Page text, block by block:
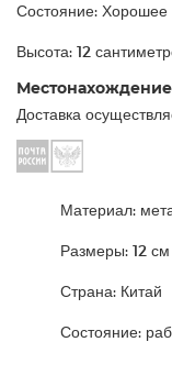
Состояние: Хорошее
Высота: 12
Доставка
Материал:
Размеры: 12 см
Страна: Китай
Состояние: